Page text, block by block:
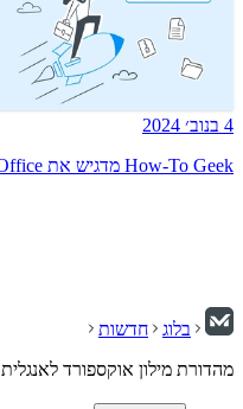
4 בנוב׳ 2024
How-To Geek מדגיש את MobiOffice כחלופה חזקה למיקרוסופט
בלוג
חדשות
מהדורת מילון אוקספורד לאנגלית 2017 עבור אנדרואיד ו-iOS